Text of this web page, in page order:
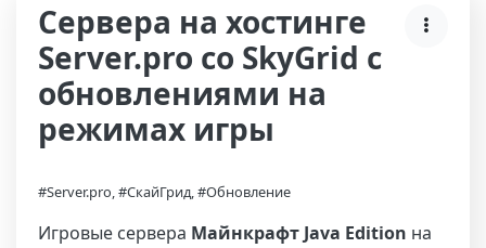
Сервера на хостинге
Server.pro со SkyGrid с
обновлениями на
режимах игры
#Server.pro, #СкайГрид, #Обновление
Игровые сервера Майнкрафт Java Edition на